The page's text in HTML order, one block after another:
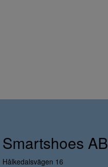
Smartshoes AB
Hålkedalsvägen 16